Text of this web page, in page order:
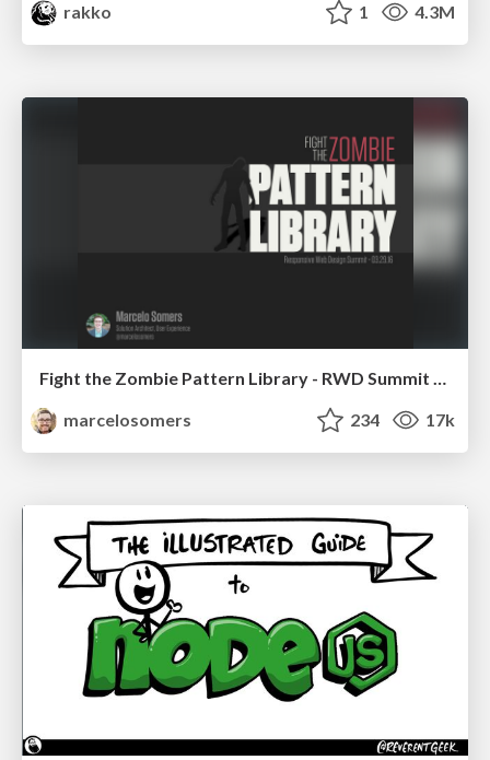
rakko
1 4.3M
Fight the Zombie Pattern Library - RWD Summit 2016
marcelosomers
234 17k